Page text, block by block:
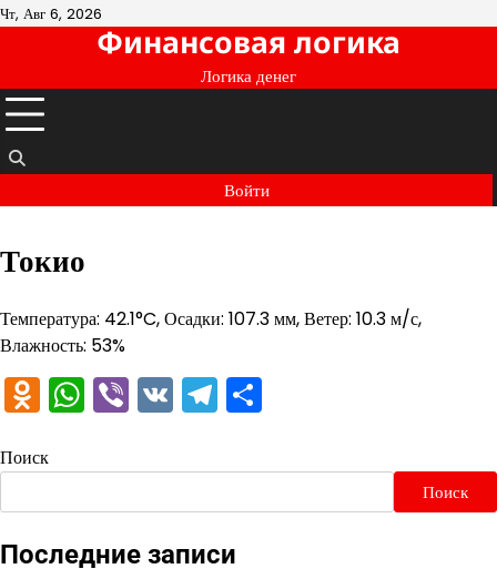
Перейти
Чт, Авг 6, 2026
Финансовая логика
Логика денег
Войти
Токио
Температура: 42.1°C, Осадки: 107.3 мм, Ветер: 10.3 м/с,
Влажность: 53%
Odnoklassniki
WhatsApp
Viber
VKTelegram
Поиск
Поиск
Последние записи